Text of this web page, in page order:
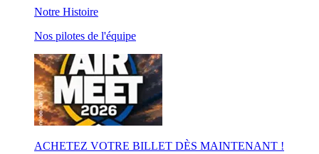
Notre Histoire
Nos pilotes de l'équipe
ACHETEZ VOTRE BILLET DÈS MAINTENANT !